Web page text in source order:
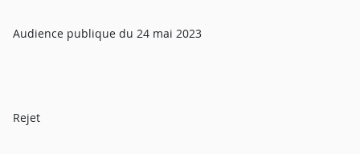
Audience publique du 24 mai 2023
Rejet